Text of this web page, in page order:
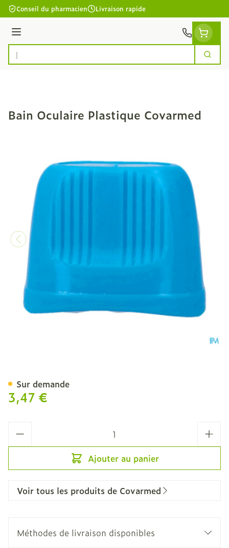
Aller au contenu
Conseil du pharmacien Livraison rapide
Menu
Rechercher
Bain Oculaire Plastique Covarmed
3,47 €
Ajouter au panier
Sur demande
Voir tous les produits de Covarmed
Méthodes de livraison disponibles